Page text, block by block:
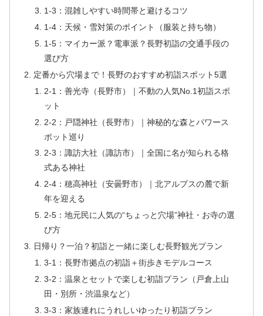
1-3：混雑しやすい時間帯と避けるコツ
1-4：天候・雪対策のポイント（服装と持ち物）
1-5：マイカー派？電車派？長野初詣の交通手段の
選び方
定番から穴場まで！長野のおすすめ初詣スポット5選
2-1：善光寺（長野市）｜不動の人気No.1初詣スポ
ット
2-2：戸隠神社（長野市）｜神秘的な森とパワース
ポット巡り
2-3：諏訪大社（諏訪市）｜全国に名が知られる格
式ある神社
2-4：穂高神社（安曇野市）｜北アルプスの麓で新
年を迎える
2-5：地元民に人気の“ちょっと穴場”神社・お寺の選
び方
日帰り？一泊？初詣と一緒に楽しむ長野観光プラン
3-1：長野市拠点の初詣＋街歩きモデルコース
3-2：温泉とセットで楽しむ初詣プラン（戸倉上山
田・別所・渋温泉など）
3-3：家族連れにうれしいゆったり初詣プラン